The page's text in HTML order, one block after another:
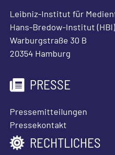
Leibniz-Institut für
Hans-Bredow-Institut (HBI)
Warburgstraße 30 B
20354 Hamburg
PRESSE
Pressemitteilungen
Pressekontakt
RECHTLICHES